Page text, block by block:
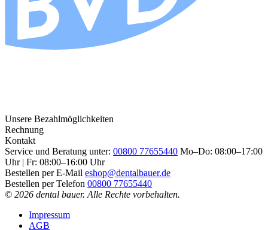
Unsere Bezahlmöglichkeiten
Rechnung
Kontakt
Service und Beratung unter: 00800 77655440 Mo–Do: 08:00–17:00
Uhr | Fr: 08:00–16:00 Uhr
Bestellen per E-Mail eshop@dentalbauer.de
Bestellen per Telefon 00800 77655440
© 2026 dental bauer. Alle Rechte vorbehalten.
Impressum
AGB